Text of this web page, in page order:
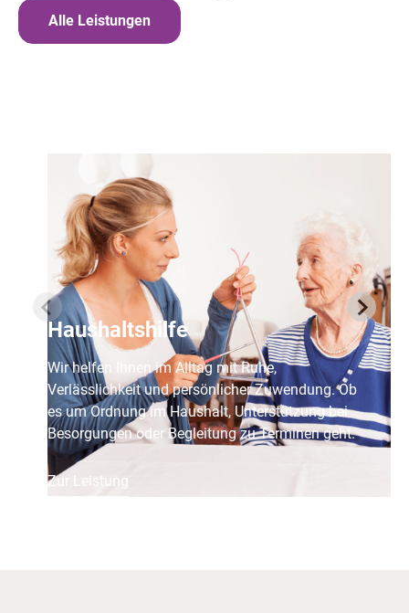
Alle Leistungen
Haushaltshilfe
Wir helfen Ihnen im Alltag mit Ruhe,
Verlässlichkeit und persönlicher Zuwendung. Ob
es um Ordnung im Haushalt, Unterstützung bei
Besorgungen oder Begleitung zu Terminen geht.
Zur Leistung